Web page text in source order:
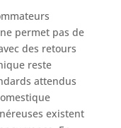
permet pas de
des retours
reste
attendus
existent